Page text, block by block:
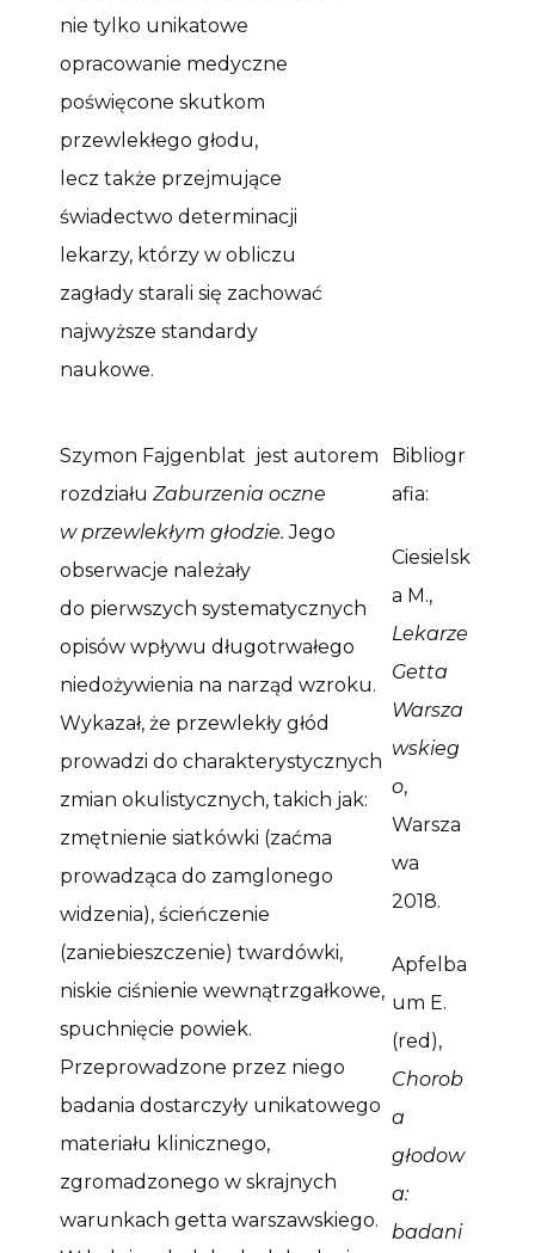
nie tylko unikatowe
opracowanie medyczne
poświęcone skutkom
przewlekłego głodu,
lecz także przejmujące
świadectwo determinacji
lekarzy, którzy w obliczu
zagłady starali się zachować
najwyższe standardy
naukowe.
Szymon Fajgenblat jest autorem
rozdziału Zaburzenia oczne
w przewlekłym głodzie.Jego
obserwacje należały
do pierwszych systematycznych
opisów wpływu długotrwałego
niedożywienia na narząd wzroku.
Wykazał, że przewlekły głód
prowadzi do charakterystycznych
zmian okulistycznych, takich jak:
zmętnienie siatkówki (zaćma
prowadząca do zamglonego
widzenia), ścieńczenie
(zaniebieszczenie) twardówki,
niskie ciśnienie wewnątrzgałkowe,
spuchnięcie powiek.
Przeprowadzone przez niego
badania dostarczyły unikatowego
materiału klinicznego,
zgromadzonego w skrajnych
warunkach getta warszawskiego.
Bibliogr
afia:
Ciesielsk
a M.,
Lekarze
Getta
Warsza
wskieg
o,
Warsza
wa
2018.
Apfelba
um E.
(red),
Chorob
a
głodow
a:
badani